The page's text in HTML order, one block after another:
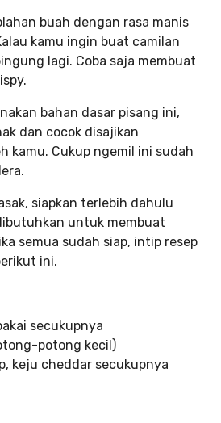
buah dengan rasa manis
kamu ingin buat camilan
lagi. Coba saja membuat
bahan dasar pisang ini,
dan cocok disajikan
kamu. Cukup ngemil ini sudah
siapkan terlebih dahulu
untuk membuat
semua sudah siap, intip resep
ini.
secukupnya
potong kecil)
keju cheddar secukupnya